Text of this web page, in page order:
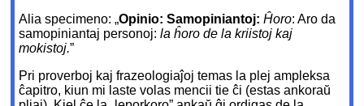
Alia specimeno: „Opinio: Samopiniantoj: Ĥoro: Aro da
samopiniantaj personoj:la ĥoro de la kriistoj kaj
mokistoj.”
Pri proverboj kaj frazeologiaĵoj temas la plej ampleksa
ĉapitro, kiun mi laste volas mencii tie ĉi (estas ankoraŭ